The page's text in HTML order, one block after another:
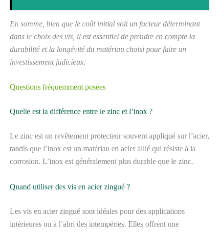
En somme, bien que le coût initial soit un facteur déterminant
dans le choix des vis, il est essentiel de prendre en compte la
durabilité et la longévité du matériau choisi pour faire un
investissement judicieux.
Questions fréquemment posées
Quelle est la différence entre le zinc et l’inox ?
Le zinc est un revêtement protecteur souvent appliqué sur l’acier,
tandis que l’inox est un matériau en acier allié qui résiste à la
corrosion. L’inox est généralement plus durable que le zinc.
Quand utiliser des vis en acier zingué ?
Les vis en acier zingué sont idéales pour des applications
intérieures ou à l’abri des intempéries. Elles offrent une